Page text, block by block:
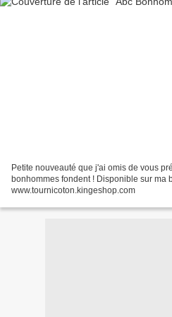
Petite nouveauté que j'ai omis de vous
bonhommes fondent ! Disponible sur ma
www.tournicoton.kingeshop.com